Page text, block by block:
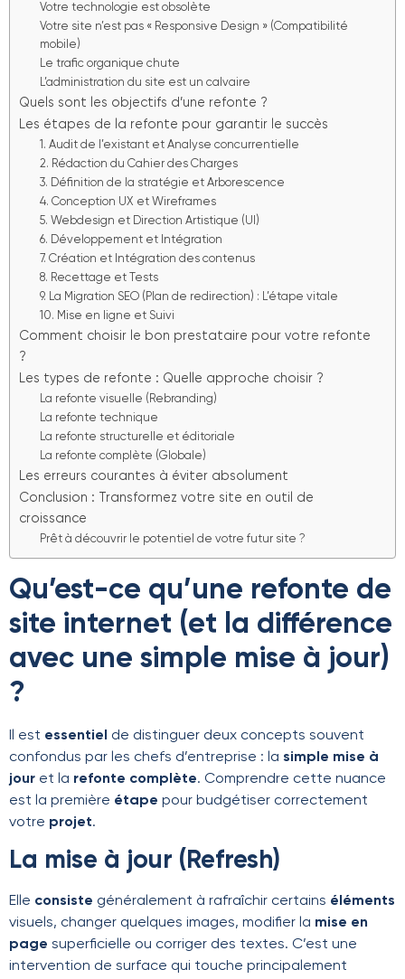
Votre technologie est obsolète
Votre site n’est pas « Responsive Design » (Compatibilité
mobile)
Le trafic organique chute
L’administration du site est un calvaire
Quels sont les objectifs d’une refonte ?
Les étapes de la refonte pour garantir le succès
1. Audit de l’existant et Analyse concurrentielle
2. Rédaction du Cahier des Charges
3. Définition de la stratégie et Arborescence
4. Conception UX et Wireframes
5. Webdesign et Direction Artistique (UI)
6. Développement et Intégration
7. Création et Intégration des contenus
8. Recettage et Tests
9. La Migration SEO (Plan de redirection) : L’étape vitale
10. Mise en ligne et Suivi
Comment choisir le bon prestataire pour votre refonte
?
Les types de refonte : Quelle approche choisir ?
La refonte visuelle (Rebranding)
La refonte technique
La refonte structurelle et éditoriale
La refonte complète (Globale)
Les erreurs courantes à éviter absolument
Conclusion : Transformez votre site en outil de
croissance
Prêt à découvrir le potentiel de votre futur site ?
Qu’est-ce qu’une refonte de
site internet (et la différence
avec une simple mise à jour)
?
Il est essentiel
de distinguer deux concepts souvent
confondus par les chefs d’entreprise : la simple mise à
jour et la refonte complète. Comprendre cette nuance
est la première étape pour budgétiser correctement
votre projet.
La mise à jour (Refresh)
Elle consiste généralement à rafraîchir certains éléments
visuels, changer quelques images, modifier la mise en
page superficielle ou corriger des textes. C’est une
intervention de surface qui touche principalement